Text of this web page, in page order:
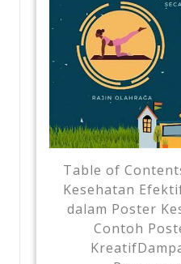
Table of
Kesehatan
dalam Poster
Contoh